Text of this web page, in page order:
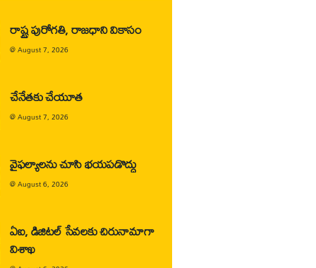
రాష్ట్ర పురోగతి, రాజధాని వికాసం
@August 7, 2026
చేనేతకు చేయూత
@August 7, 2026
వైఫల్యాలను చూసి భయపడొద్దు
@August 6, 2026
ఏఐ, డిజిటల్ సేవలకు చిరునామాగా
విశాఖ